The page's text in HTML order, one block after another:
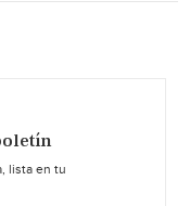
lista en tu